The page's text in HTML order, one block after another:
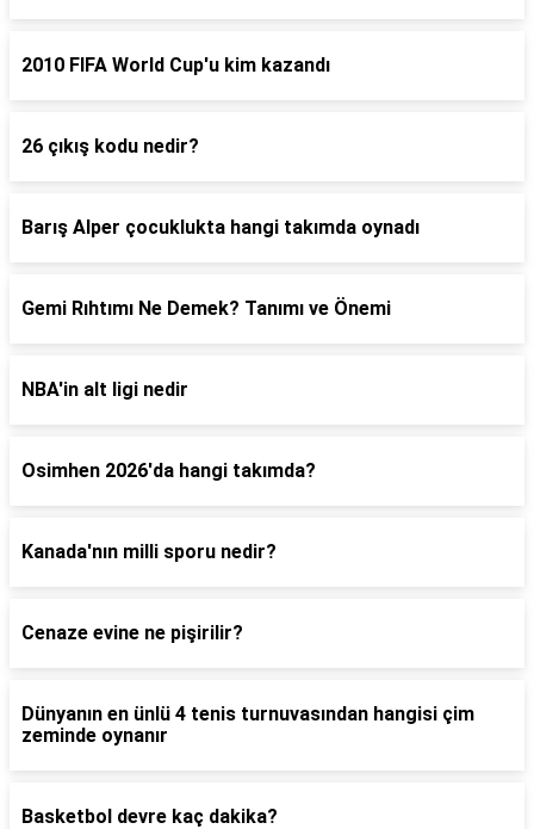
2010 FIFA World Cup'u kim kazandı
26 çıkış kodu nedir?
Barış Alper çocuklukta hangi takımda oynadı
Gemi Rıhtımı Ne Demek? Tanımı ve Önemi
NBA'in alt ligi nedir
Osimhen 2026'da hangi takımda?
Kanada'nın milli sporu nedir?
Cenaze evine ne pişirilir?
Dünyanın en ünlü 4 tenis turnuvasından hangisi çim
zeminde oynanır
Basketbol devre kaç dakika?